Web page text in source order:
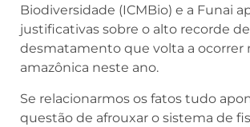
Biodiversidade (ICMBio) e a Funai
justificativas sobre o alto recorde de
desmatamento que volta a ocorrer
amazônica neste ano.
Se relacionarmos os fatos tudo
questão de afrouxar o sistema de